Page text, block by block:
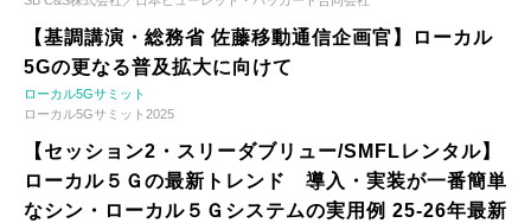
【基調講演・総務省 佐藤移動通信企画官】ローカル
5Gの更なる普及拡大に向けて
ローカル5Gサミット
ローカル5Gサミット2025
【セッション2・スリーダブリュー/SMFLレンタル】
ローカル５Ｇの最新トレンド 導入・実装が一番簡単
なシン・ローカル５Ｇシステムの実用例 25-26年最新